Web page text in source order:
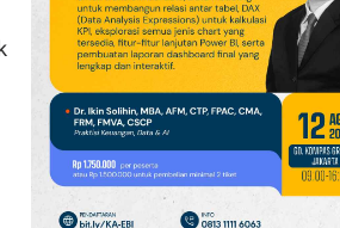
yang Tertunda 8 Bulan
10 Promo JSM Superindo
7–9 Agustus 2026,
Minyak Goreng
hingga Buah Diskon